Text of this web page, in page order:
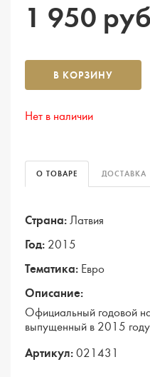
1 950 руб
В КОРЗИНУ
Нет в наличии
О ТОВАРЕ ДОСТАВКА
Страна: Латвия
Год: 2015
Тематика: Евро
Описание:
Официальный годовой
выпущенный в 2015
Артикул: 021431